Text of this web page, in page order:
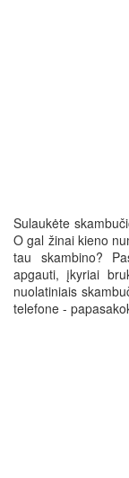
Sulaukėte
O gal žinai kieno
tau skambino?
apgauti, įkyriai
nuolatiniais
telefone -